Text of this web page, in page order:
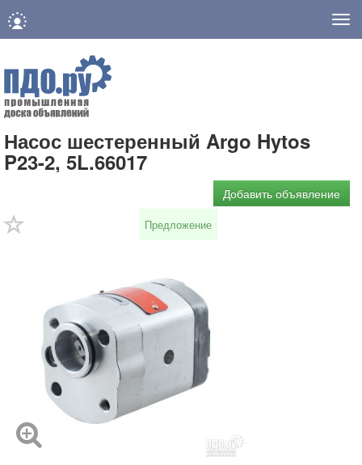
Насос шестеренный Argo Hytos
P23-2, 5L.66017
Добавить объявление
Предложение